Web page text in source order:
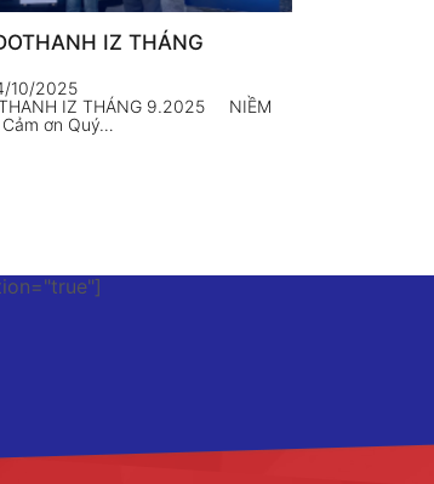
IZ THÁNG
10/2025
IZ THÁNG 9.2025 NIỀM
ơn Quý…